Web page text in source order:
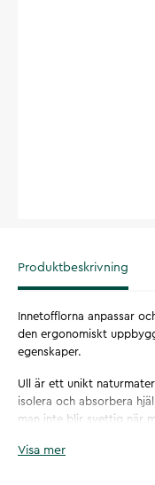
Produktbeskrivning
Innetofflorna anpassar
den ergonomiskt
egenskaper.
Ull är ett unikt
isolera och absorbera
man inte blir svettig när
Visa mer